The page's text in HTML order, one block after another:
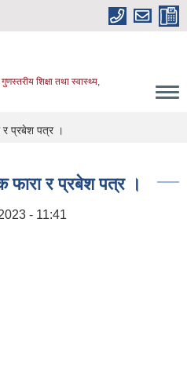
शिक्षा तथा स्वास्थ्य,
र प्रबेश पत्र ।
फारा र प्रबेश पत्र ।
- 11:41